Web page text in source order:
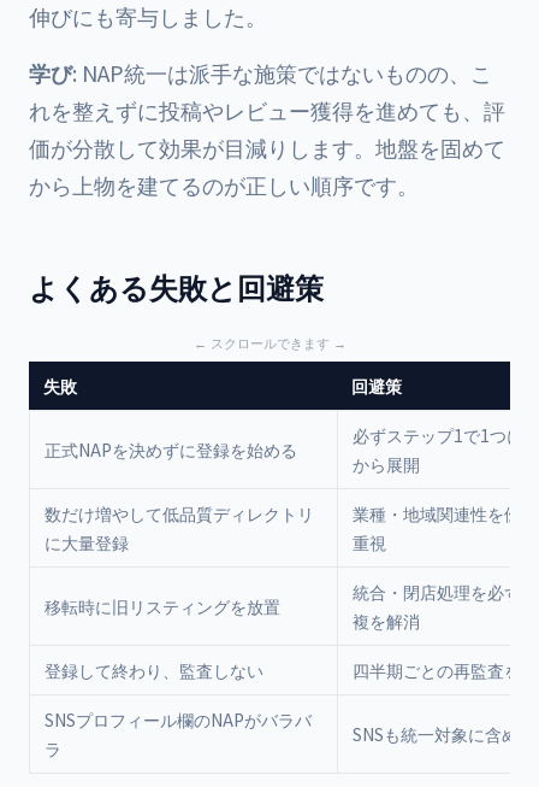
伸びにも寄与しました。
学び: NAP統一は派手な施策ではないものの、こ
れを整えずに投稿やレビュー獲得を進めても、評
価が分散して効果が目減りします。地盤を固めて
から上物を建てるのが正しい順序です。
よくある失敗と回避策
失敗 回避策
正式NAPを決めずに登録を始める
必ずステップ1で1つに
から展開
数だけ増やして低品質ディレクトリ
に大量登録
業種・地域関連性を優
重視
移転時に旧リスティングを放置
統合・閉店処理を必ず
複を解消
登録して終わり、監査しない 四半期ごとの再監査を
SNSプロフィール欄のNAPがバラバ
ラ
SNSも統一対象に含める